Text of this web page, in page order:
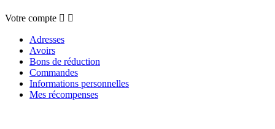
Votre compte  
Adresses
Avoirs
Bons de réduction
Commandes
Informations personnelles
Mes récompenses